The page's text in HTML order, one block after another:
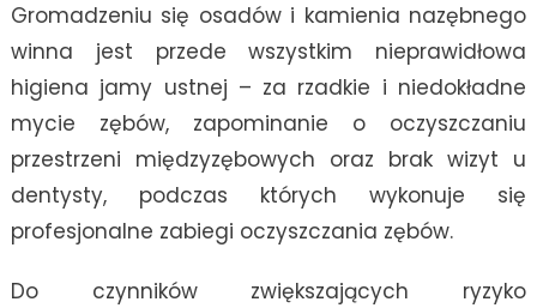
Gromadzeniu się osadów i kamienia nazębnego
winna jest przede wszystkim nieprawidłowa
higiena jamy ustnej – za rzadkie i niedokładne
mycie zębów, zapominanie o oczyszczaniu
przestrzeni międzyzębowych oraz brak wizyt u
dentysty, podczas których wykonuje się
profesjonalne zabiegi oczyszczania zębów.
Do czynników zwiększających ryzyko